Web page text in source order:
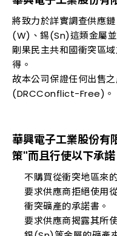
將致力於詳實調查供應
(W)、錫(Sn)這類金屬
剛果民主共和國衝突區
得。
故本公司保證任何出售
(DRCConflict-Free)。
華興電子工業股份有
策"而且行使以下承諾
不購買從衝突地區來
要求供應商拒絕使用
衝突礦產的承諾書。
要求供應商揭露其所